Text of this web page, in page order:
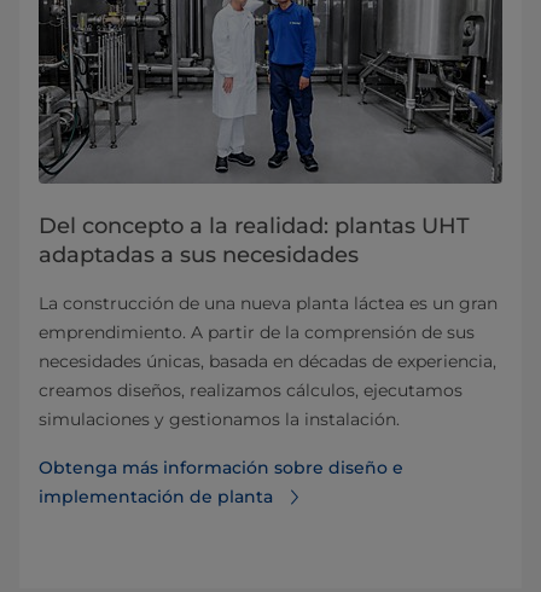
Del concepto a la realidad: plantas UHT
adaptadas a sus necesidades
La construcción de una nueva planta láctea es un gran
emprendimiento. A partir de la comprensión de sus
necesidades únicas, basada en décadas de experiencia,
creamos diseños, realizamos cálculos, ejecutamos
simulaciones y gestionamos la instalación.
Obtenga más información sobre diseño e
implementación de planta